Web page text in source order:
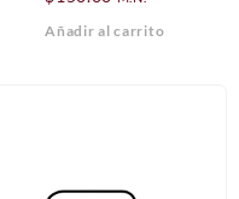
Añadir al carrito